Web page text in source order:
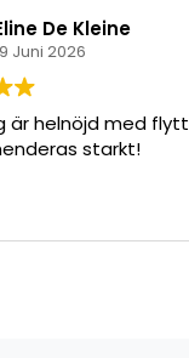
De Kleine
Juni 2026
är helnöjd med
starkt!